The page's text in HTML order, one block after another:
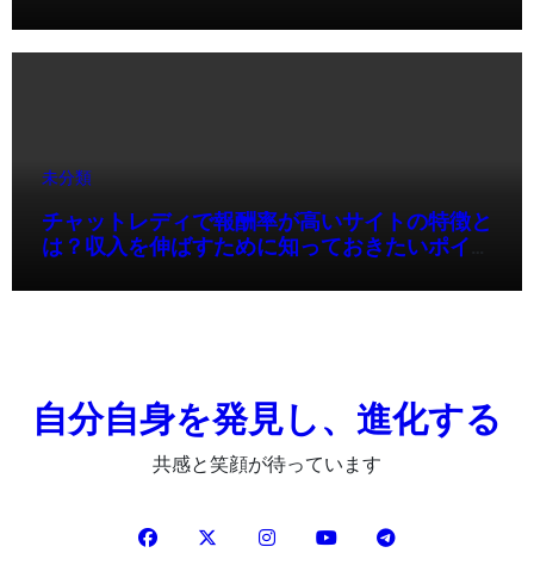
未分類
チャットレディで報酬率が高いサイトの特徴と
は？収入を伸ばすために知っておきたいポイン
自分自身を発見し、進化する
共感と笑顔が待っています